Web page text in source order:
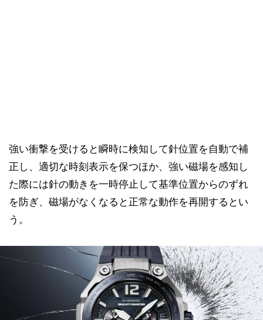
強い衝撃を受けると瞬時に検知して針位置を自動で補
正し、適切な時刻表示を保つほか、強い磁場を感知し
た際には針の動きを一時停止して基準位置からのずれ
を防ぎ、磁場がなくなると正常な動作を再開するとい
う。